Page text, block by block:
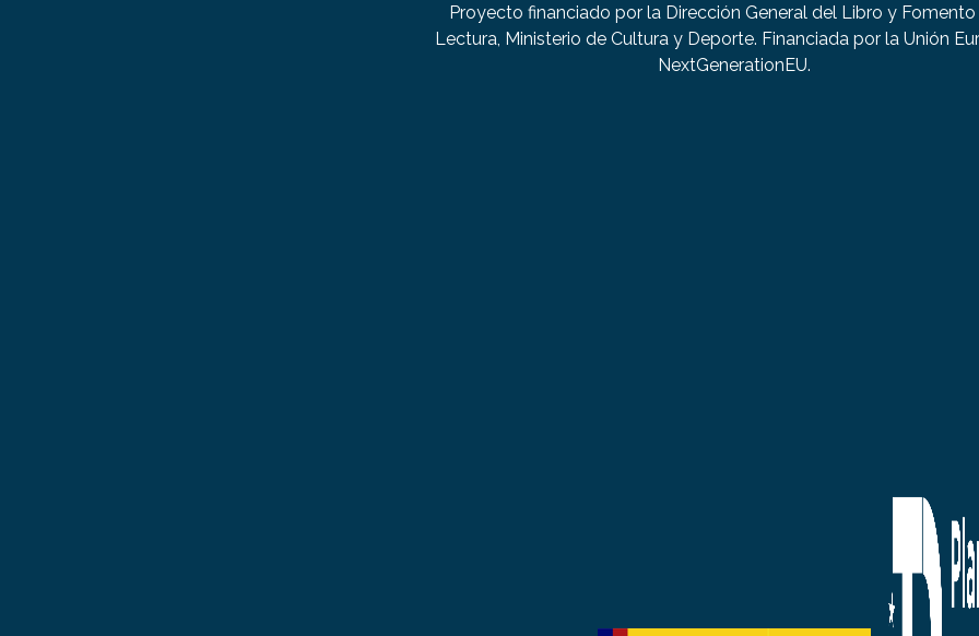
Proyecto financiado por la Dirección General del Libro y
Lectura, Ministerio de Cultura y Deporte. Financiada por la Unión
NextGenerationEU.